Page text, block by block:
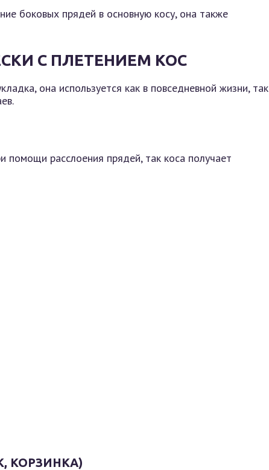
боковых прядей в основную косу, она также
С ПЛЕТЕНИЕМ КОС
она используется как в повседневной жизни, так
помощи расслоения прядей, так коса получает
КОРЗИНКА)